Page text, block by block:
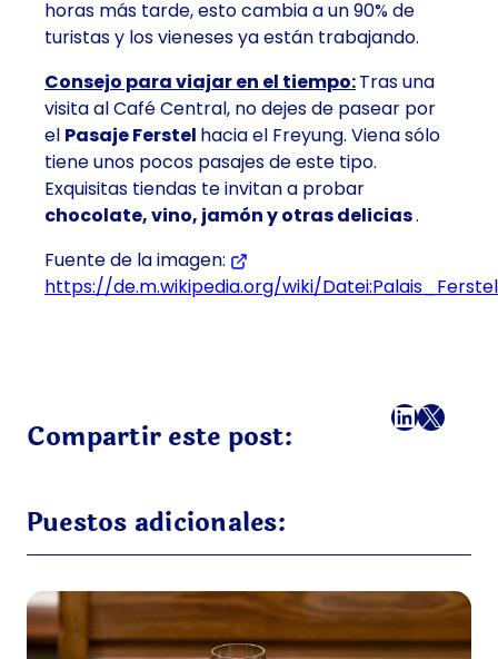
horas más tarde, esto cambia a un 90% de
turistas y los vieneses ya están trabajando.
Consejo para viajar en el tiempo:Tras una
visita al Café Central, no dejes de pasear por
el Pasaje Ferstel hacia el Freyung. Viena sólo
tiene unos pocos pasajes de este tipo.
Exquisitas tiendas te invitan a probar
chocolate, vino, jamón y otras delicias.
Fuente de la imagen:
https://de.m.wikipedia.org/wiki/
Compartir este post:
Facebook
LinkedIn
X
Puestos adicionales: